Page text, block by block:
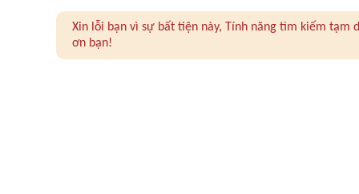
Xin lỗi bạn vì sự bất tiện này, Tính năng tìm kiếm
ơn bạn!